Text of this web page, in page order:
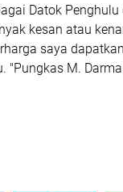
Datok
kesan atau
saya
"Pungkas M. Darma